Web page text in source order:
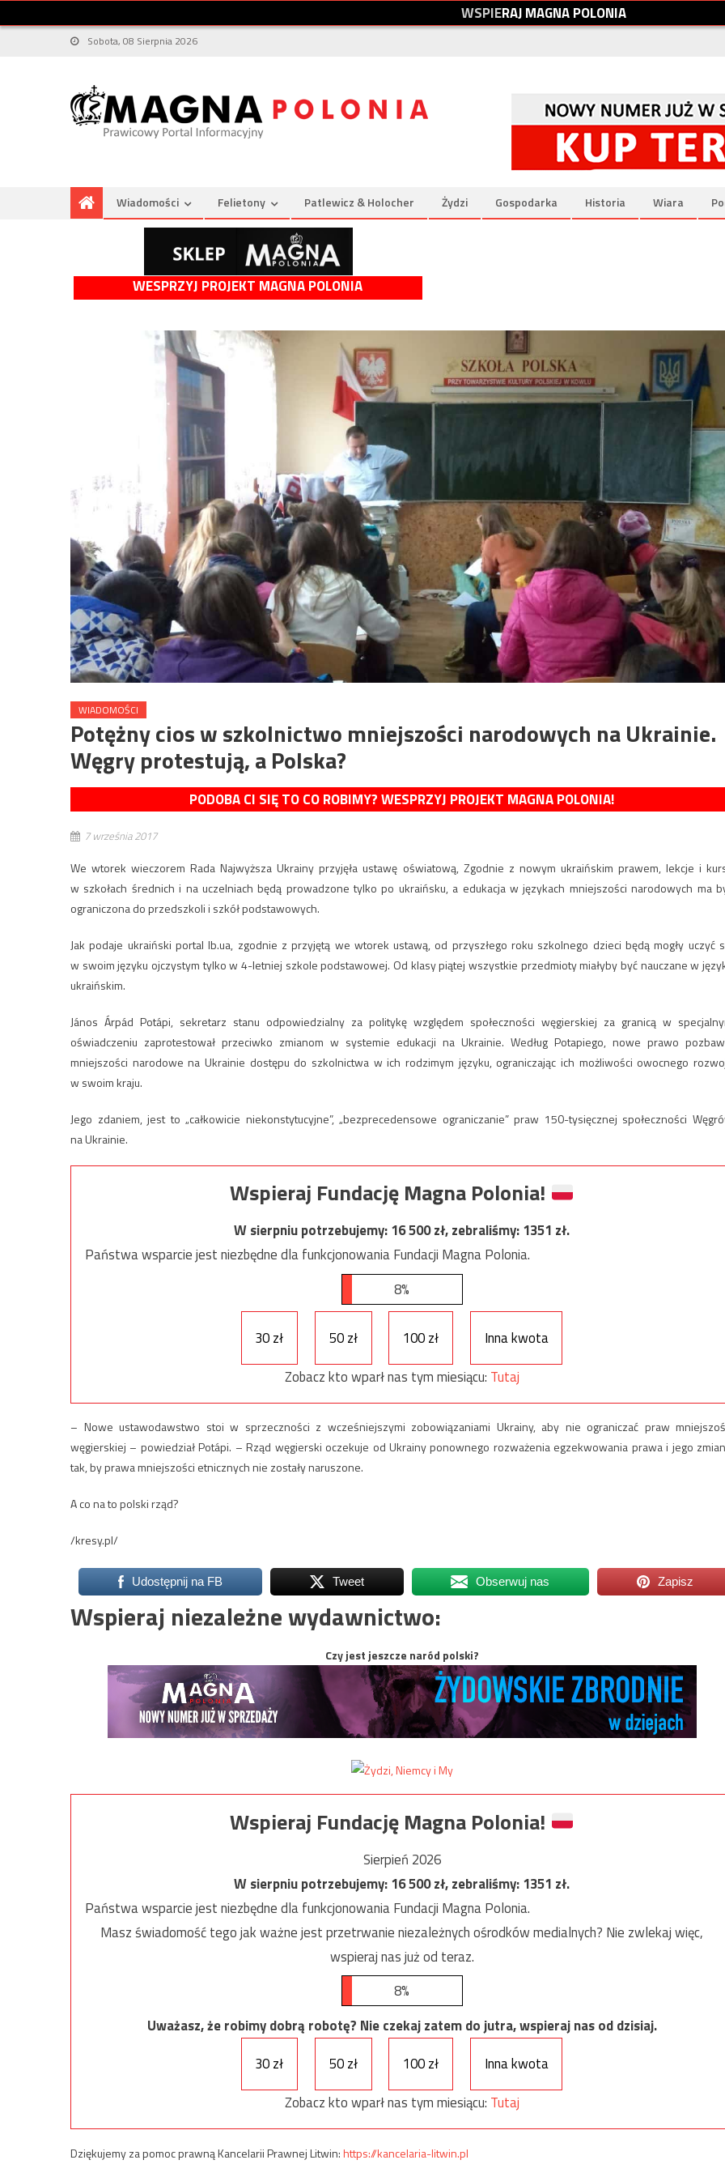
WSPIERAJMAGNAPOLONIA
Sobota, 08 Sierpnia 2026
Wiadomości Felietony Patlewicz & Holocher Żydzi Gospodarka Historia Wiara
WESPRZYJ PROJEKT MAGNA POLONIA
WIADOMOŚCI
Potężny cios w szkolnictwo mniejszości narodowych na Ukrainie.
Węgry protestują, a Polska?
PODOBA CI SIĘ TO CO ROBIMY? WESPRZYJ PROJEKT MAGNA POLONIA!
7 września 2017
We wtorek wieczorem Rada Najwyższa Ukrainy przyjęła ustawę oświatową, Zgodnie z nowym ukraińskim prawem, lekcje i
w szkołach średnich i na uczelniach będą prowadzone tylko po ukraińsku, a edukacja w językach mniejszości narodowych ma
ograniczona do przedszkoli i szkół podstawowych.
Jak podaje ukraiński portal lb.ua, zgodnie z przyjętą we wtorek ustawą, od przyszłego roku szkolnego dzieci będą mogły uczyć
w swoim języku ojczystym tylko w 4-letniej szkole podstawowej. Od klasy piątej wszystkie przedmioty miałyby być nauczane w
ukraińskim.
János Árpád Potápi, sekretarz stanu odpowiedzialny za politykę względem społeczności węgierskiej za granicą w
oświadczeniu zaprotestował przeciwko zmianom w systemie edukacji na Ukrainie. Według Potapiego, nowe prawo
mniejszości narodowe na Ukrainie dostępu do szkolnictwa w ich rodzimym języku, ograniczając ich możliwości owocnego
w swoim kraju.
Jego zdaniem, jest to „całkowicie niekonstytucyjne”, „bezprecedensowe ograniczanie” praw 150-tysięcznej społeczności
na Ukrainie.
Wspieraj Fundację Magna Polonia!
W sierpniu potrzebujemy:16 500zł, zebraliśmy:1351 zł.
Państwa wsparcie jest niezbędne dla funkcjonowania Fundacji Magna Polonia.
8%
30 zł 50 zł 100 zł
Inna kwota
Zobacz kto wparł nas tym miesiącu: Tutaj
– Nowe ustawodawstwo stoi w sprzeczności z wcześniejszymi zobowiązaniami Ukrainy, aby nie ograniczać praw
węgierskiej – powiedział Potápi. – Rząd węgierski oczekuje od Ukrainy ponownego rozważenia egzekwowania prawa i jego
tak, by prawa mniejszości etnicznych nie zostały naruszone.
A co na to polski rząd?
/kresy.pl/
Udostępnij na FB Tweet Obserwuj nas Zapisz
Wspieraj niezależne wydawnictwo:
Czy jest jeszcze naród polski?
Wspieraj Fundację Magna Polonia!
Sierpień 2026
W sierpniu potrzebujemy:16 500zł, zebraliśmy:1351 zł.
Państwa wsparcie jest niezbędne dla funkcjonowania Fundacji Magna Polonia.
Masz świadomość tego jak ważne jest przetrwanie niezależnych ośrodków medialnych? Nie zwlekaj więc,
wspieraj nas już od teraz.
8%
Uważasz, że robimy dobrą robotę? Nie czekaj zatem do jutra, wspieraj nas od dzisiaj.
30 zł
50 zł 100 zł
Inna kwota
Zobacz kto wparł nas tym miesiącu: Tutaj
Dziękujemy za pomoc prawną Kancelarii Prawnej Litwin:https://kancelaria-litwin.pl